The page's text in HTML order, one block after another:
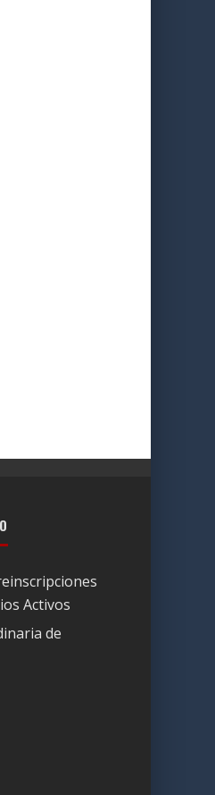
Activos
de